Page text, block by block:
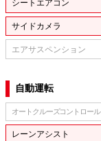
シートエアコン
サイドカメラ
エアサスペンション
自動運転
オートクルーズコントロール
レーンアシスト